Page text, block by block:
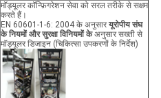
मॉड्यूलर कॉन्फ़िगरेशन सेवा को सरल तरीके से सक्षम
करते हैं।
EN 60601-1-6: 2004 के अनुसारयूरोपीय संघ
के नियमों और सुरक्षा विनियमों केअनुसार सख्ती से
मॉड्यूलर डिजाइन (चिकित्सा उपकरणों के निर्देश)